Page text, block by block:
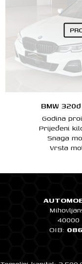
BMW
Godina
Prijeđeni
Snaga
Vrsta
40000
OIB: